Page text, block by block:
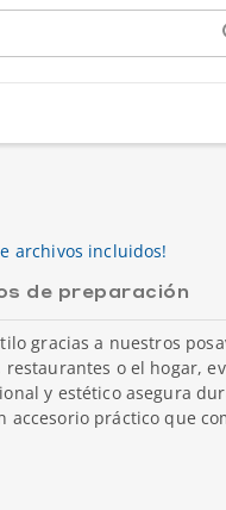
archivos incluidos!
de preparación
gracias a nuestros
o el hogar,
y estético asegura
accesorio práctico que